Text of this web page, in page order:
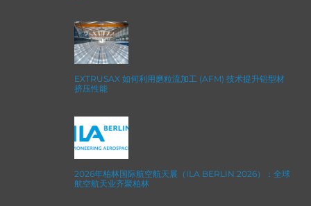
EXTRUSAX 如何利用磨粒流加工 (AFM) 技术提升铝型材
挤压性能
2026年柏林国际航空航天展（ILA BERLIN 2026）：全球
航空航天业齐聚柏林